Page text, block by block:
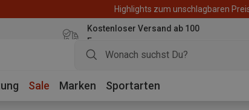
Highlights zum unschlagbaren
Kostenloser Versand ab 100
Euro
Sale Marken Sportarten